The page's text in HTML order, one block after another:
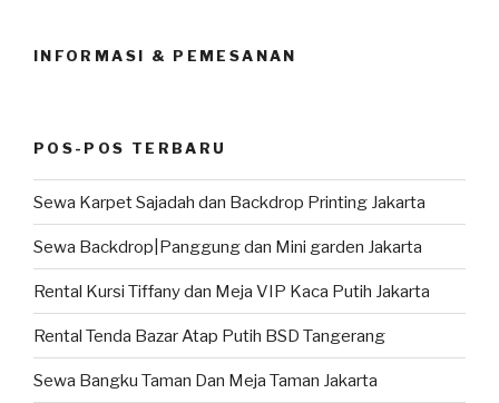
INFORMASI & PEMESANAN
POS-POS TERBARU
Sewa Karpet Sajadah dan Backdrop Printing Jakarta
Sewa Backdrop|Panggung dan Mini garden Jakarta
Rental Kursi Tiffany dan Meja VIP Kaca Putih Jakarta
Rental Tenda Bazar Atap Putih BSD Tangerang
Sewa Bangku Taman Dan Meja Taman Jakarta